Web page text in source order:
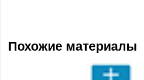
Похожие материалы